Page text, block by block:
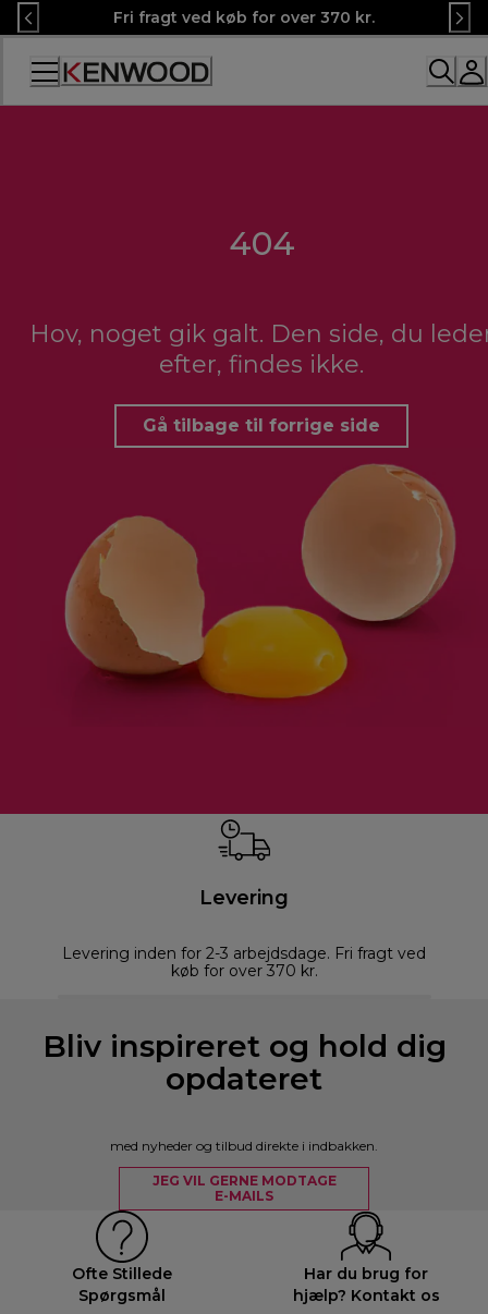
Skip
to
Content
Fri fragt ved køb for over 370 kr.
404
Hov, noget gik galt. Den side, du
efter, findes ikke.
Gå tilbage til forrige side
Levering
Levering inden for 2-3 arbejdsdage. Fri fragt ved
køb for over 370 kr.
Bliv inspireret og hold dig
opdateret
med nyheder og tilbud direkte i indbakken.
JEG VIL GERNE MODTAGE
E-MAILS
Ofte Stillede
Spørgsmål
Har du brug for
hjælp? Kontakt os